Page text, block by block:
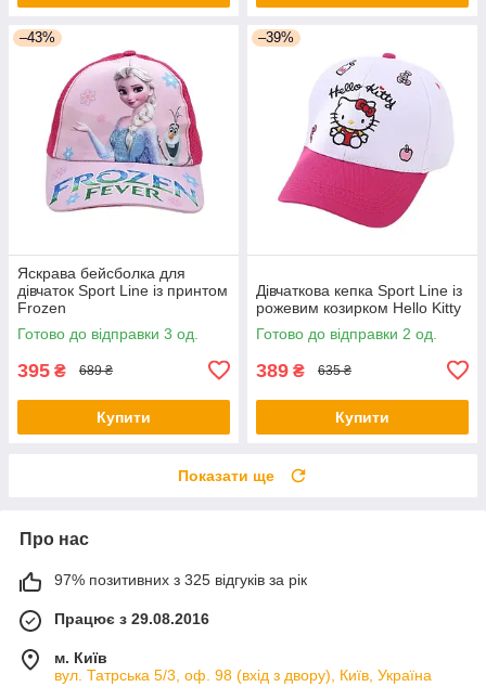
–43%
Яскрава бейсболка для
дівчаток Sport Line із принтом
Frozen
Готово до відправки 3 од.
395 ₴ 689 ₴
Купити
–39%
Дівчаткова кепка Sport Line із
рожевим козирком Hello Kitty
Готово до відправки 2 од.
389 ₴ 635 ₴
Купити
Показати ще
Про нас
97% позитивних з 325 відгуків за рік
Працює з 29.08.2016
м. Київ
вул. Татрська 5/3, оф. 98 (вхід з двору), Київ, Україна